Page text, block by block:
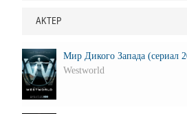
АКТЕР
Мир Дикого Запада (сериал
Westworld